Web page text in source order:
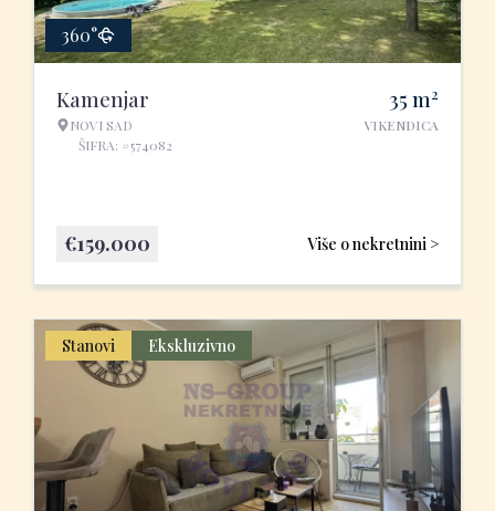
360°
Kamenjar
NOVI SAD
ŠIFRA: #574082
35 m2
VIKENDICA
Više o nekretnini >
€159.000
Stanovi Ekskluzivno